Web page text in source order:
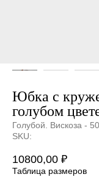
Юбка с
голубом
Голубой. Вискоза -
SKU:
10800,00 ₽
Таблица размеров